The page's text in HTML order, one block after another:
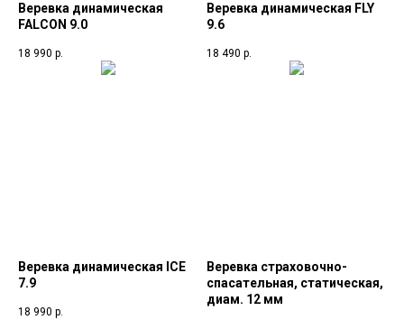
Веревка динамическая
FALCON 9.0
18 990 р.
Веревка динамическая FLY
9.6
18 490 р.
Веревка динамическая ICE
7.9
18 990 р.
Веревка страховочно-
спасательная, статическая,
диам. 12 мм